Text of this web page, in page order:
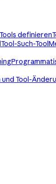
Tools definieren
Tool-Such-Tool
Tool-